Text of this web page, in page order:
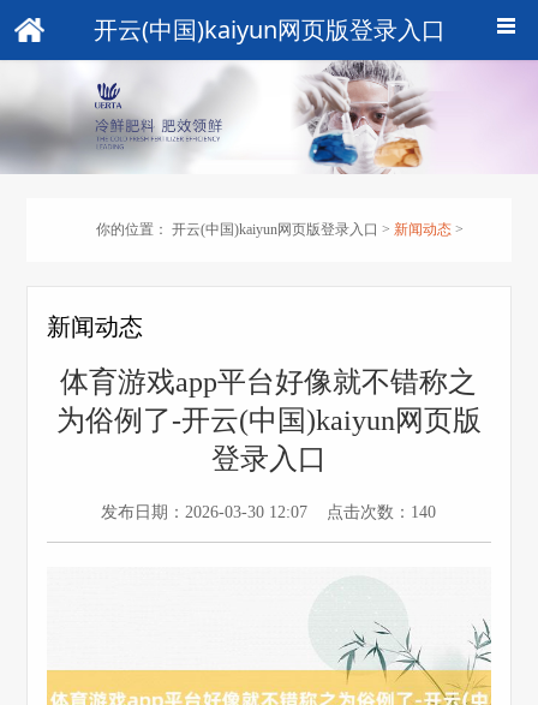
开云(中国)kaiyun网页版登录入口
你的位置： 开云(中国)kaiyun网页版登录入口 > 新闻动态 >
新闻动态
体育游戏app平台好像就不错称之
为俗例了-开云(中国)kaiyun网页版
登录入口
发布日期：2026-03-30 12:07 点击次数：140